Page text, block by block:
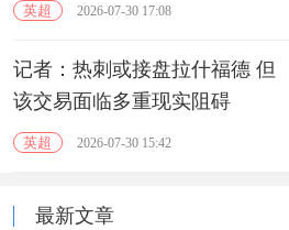
英超 2026-07-30 17:08
记者：热刺或接盘拉什福德 但
该交易面临多重现实阻碍
英超 2026-07-30 15:42
最新文章